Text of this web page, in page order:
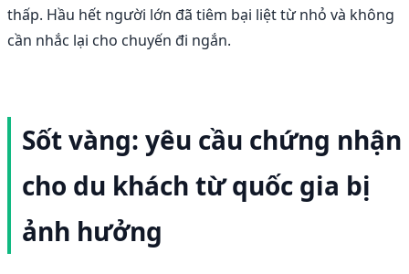
thấp. Hầu hết người lớn đã tiêm bại liệt từ nhỏ và không
cần nhắc lại cho chuyến đi ngắn.
Sốt vàng: yêu cầu chứng nhận
cho du khách từ quốc gia bị
ảnh hưởng